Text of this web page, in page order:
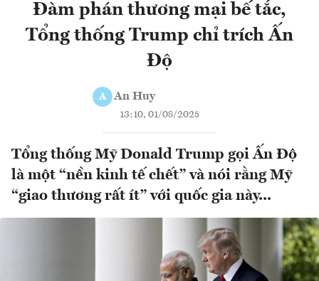
Đàm phán thương mại bế tắc,
Tổng thống Trump chỉ trích Ấn
Độ
A An Huy
13:10, 01/08/2025
Tổng thống Mỹ Donald Trump gọi Ấn Độ
là một “nền kinh tế chết” và nói rằng Mỹ
“giao thương rất ít” với quốc gia này...